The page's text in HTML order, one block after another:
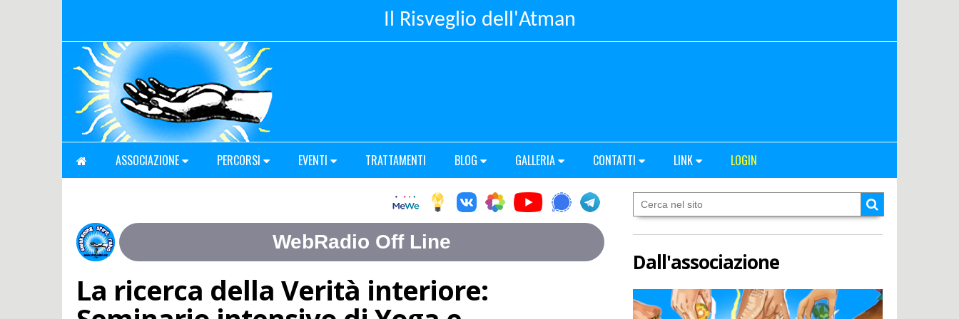
Il Risveglio dell'Atman
ASSOCIAZIONE PERCORSI EVENTI TRATTAMENTI BLOG GALLERIA CONTATTI LINK LOGIN
La ricerca della Verità interiore:
Dall'associazione